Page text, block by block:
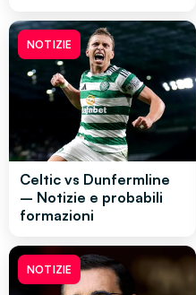
NOTIZIE
Celtic vs Dunfermline
– Notizie e probabili
formazioni
NOTIZIE